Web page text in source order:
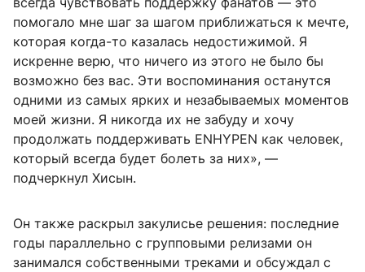
помогало мне шаг за шагом приближаться к мечте,
которая когда-то казалась недостижимой. Я
искренне верю, что ничего из этого не было бы
возможно без вас. Эти воспоминания останутся
одними из самых ярких и незабываемых моментов
моей жизни. Я никогда их не забуду и хочу
продолжать поддерживать ENHYPEN как человек,
который всегда будет болеть за них», —
подчеркнул Хисын.
Он также раскрыл закулисье решения: последние
годы параллельно с групповыми релизами он
занимался собственными треками и обсуждал с